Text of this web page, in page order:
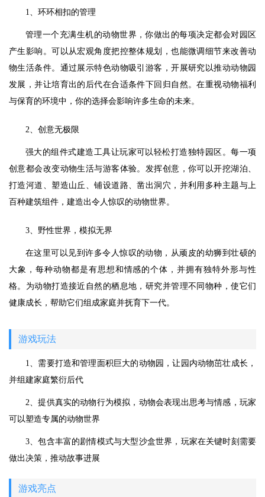
1、环环相扣的管理
管理一个充满生机的动物世界，你做出的每项决定都会对园区
产生影响。可以从宏观角度把控整体规划，也能微调细节来改善动
物生活条件。通过展示特色动物吸引游客，开展研究以推动动物园
发展，并让培育出的后代在合适条件下回归自然。在重视动物福利
与保育的环境中，你的选择会影响许多生命的未来。
2、创意无极限
强大的组件式建造工具让玩家可以轻松打造独特园区。每一项
创意都会改变动物生活与游客体验。发挥创意，你可以开挖湖泊、
打造河道、塑造山丘、铺设道路、凿出洞穴，并利用多种主题与上
百种建筑组件，建造出令人惊叹的动物世界。
3、野性世界，模拟无界
在这里可以见到许多令人惊叹的动物，从顽皮的幼狮到壮硕的
大象，每种动物都是有思想和情感的个体，并拥有独特外形与性
格。为动物打造接近自然的栖息地，研究并管理不同物种，使它们
健康成长，帮助它们组成家庭并抚育下一代。
游戏玩法
1、需要打造和管理面积巨大的动物园，让园内动物茁壮成长，
并组建家庭繁衍后代
2、提供真实的动物行为模拟，动物会表现出思考与情感，玩家
可以塑造专属的动物世界
3、包含丰富的剧情模式与大型沙盒世界，玩家在关键时刻需要
做出决策，推动故事进展
游戏亮点